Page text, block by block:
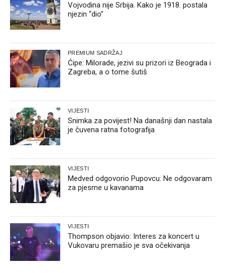
Vojvodina nije Srbija. Kako je 1918. postala
njezin “dio”
PREMIUM SADRŽAJ
Ćipe: Milorade, jezivi su prizori iz Beograda i
Zagreba, a o tome šutiš
VIJESTI
Snimka za povijest! Na današnji dan nastala
je čuvena ratna fotografija
VIJESTI
Medved odgovorio Pupovcu: Ne odgovaram
za pjesme u kavanama
VIJESTI
Thompson objavio: Interes za koncert u
Vukovaru premašio je sva očekivanja